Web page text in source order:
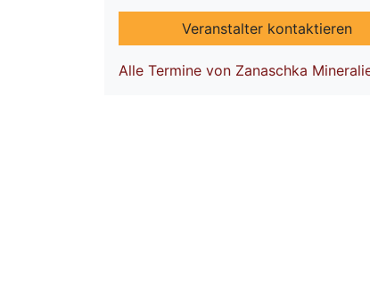
Veranstalter kontaktieren
Alle Termine von Zanaschka